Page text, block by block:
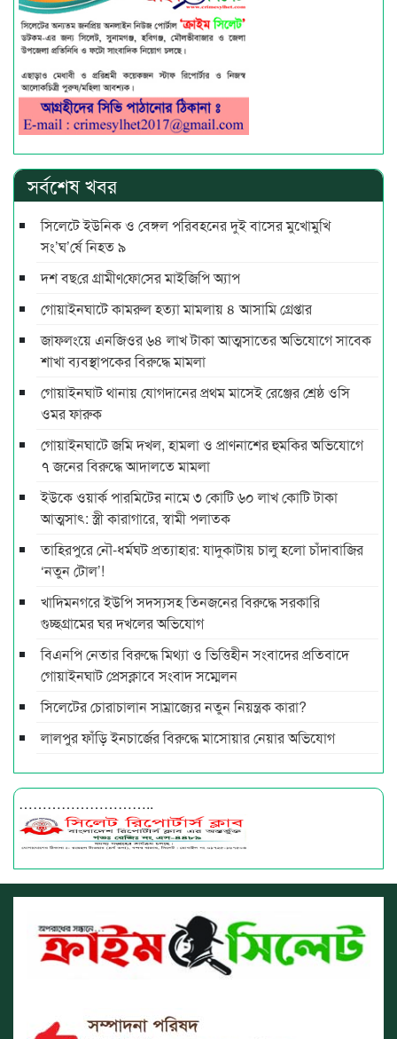
সর্বশেষ খবর
সিলেটে ইউনিক ও বেঙ্গল পরিবহনের দুই বাসের মুখোমুখি
সং’ঘ’র্ষে নিহত ৯
দশ বছ‌রে গ্রামীণ‌ফো‌সের মাইজিপি অ্যাপ
গোয়াইনঘাটে কামরুল হত্যা মামলায় ৪ আসামি গ্রেপ্তার
জাফলংয়ে এনজিওর ৬৪ লাখ টাকা আত্মসাতের অভিযোগে সাবেক
শাখা ব্যবস্থাপকের বিরুদ্ধে মামলা
গোয়াইনঘাট থানায় যোগদানের প্রথম মাসেই রেঞ্জের শ্রেষ্ঠ ওসি
ওমর ফারুক
গোয়াইনঘাটে জমি দখল, হামলা ও প্রাণনাশের হুমকির অভিযোগে
৭ জনের বিরুদ্ধে আদালতে মামলা
ইউকে ওয়ার্ক পারমিটের নামে ৩ কোটি ৬০ লাখ কোটি টাকা
আত্মসাৎ: স্ত্রী কারাগারে, স্বামী পলাতক
তাহিরপুরে নৌ-ধর্মঘট প্রত্যাহার: যাদুকাটায় চালু হলো চাঁদাবাজির
‘নতুন টোল’!
খাদিমনগরে ইউপি সদস্যসহ তিনজনের বিরুদ্ধে সরকারি
গুচ্ছগ্রামের ঘর দখলের অভিযোগ
বিএনপি নেতার বিরুদ্ধে মিথ্যা ও ভিত্তিহীন সংবাদের প্রতিবাদে
গোয়াইনঘাট প্রেসক্লাবে সংবাদ সম্মেলন
সিলেটের চোরাচালান সাম্রাজ্যের নতুন নিয়ন্ত্রক কারা?
লালপুর ফাঁড়ি ইনচার্জের বিরুদ্ধে মাসোয়ার নেয়ার অভিযোগ
………………………..